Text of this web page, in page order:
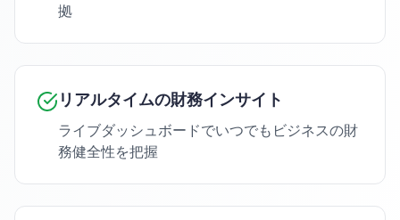
拠
リアルタイムの財務インサイト
ライブダッシュボードでいつでもビジネスの財
務健全性を把握